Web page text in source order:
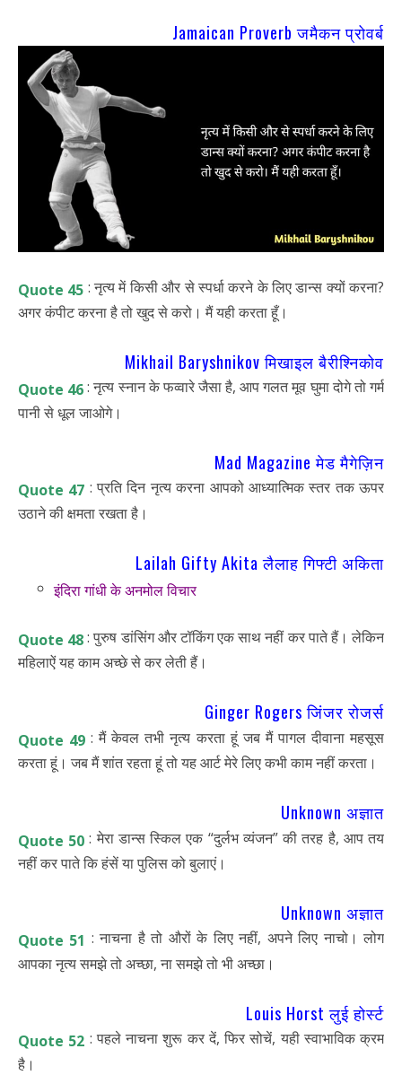
Jamaican Proverb जमैकन प्रोवर्ब
Quote 45 : नृत्य में किसी और से स्पर्धा करने के लिए डान्स क्यों करना?
अगर कंपीट करना है तो खुद से करो। मैं यही करता हूँ।
Mikhail Baryshnikov मिखाइल बैरीश्निकोव
Quote 46: नृत्य स्नान के फव्वारे जैसा है, आप गलत मूव घुमा दोगे तो गर्म
पानी से धूल जाओगे।
Mad Magazine मेड मैगेज़िन
Quote 47 : प्रति दिन नृत्य करना आपको आध्यात्मिक स्तर तक ऊपर
उठाने की क्षमता रखता है।
Lailah Gifty Akita लैलाह गिफ्टी अकिता
इंदिरा गांधी के अनमोल विचार
Quote 48: पुरुष डांसिंग और टॉकिंग एक साथ नहीं कर पाते हैं। लेकिन
महिलाऐं यह काम अच्छे से कर लेती हैं।
Ginger Rogers जिंजर रोजर्स
Quote 49 : मैं केवल तभी नृत्य करता हूं जब मैं पागल दीवाना महसूस
करता हूं। जब मैं शांत रहता हूं तो यह आर्ट मेरे लिए कभी काम नहीं करता।
Unknown अज्ञात
Quote 50 : मेरा डान्स स्किल एक “दुर्लभ व्यंजन” की तरह है, आप तय
नहीं कर पाते कि हंसें या पुलिस को बुलाएं।
Unknown अज्ञात
Quote 51 : नाचना है तो औरों के लिए नहीं, अपने लिए नाचो। लोग
आपका नृत्य समझे तो अच्छा, ना समझे तो भी अच्छा।
Louis Horst लुई होर्स्ट
Quote 52 : पहले नाचना शुरू कर दें, फिर सोचें, यही स्वाभाविक क्रम
है।